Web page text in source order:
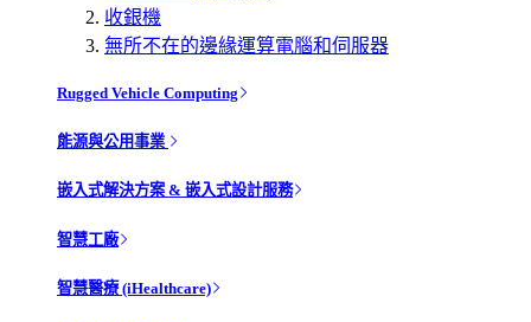
收銀機
無所不在的邊緣運算電腦和伺服器
Rugged Vehicle Computing
能源與公用事業
嵌入式解決方案 & 嵌入式設計服務
智慧工廠
智慧醫療 (iHealthcare)